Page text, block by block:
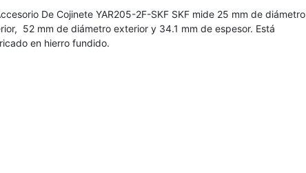
De Cojinete YAR205-2F-SKF SKF mide 25 mm de diámetro
52 mm de diámetro exterior y 34.1 mm de espesor. Está
en hierro fundido.